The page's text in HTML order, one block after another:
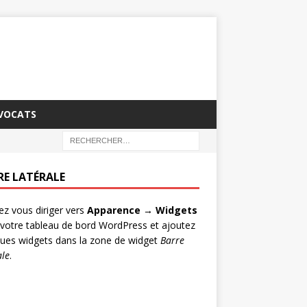
LATÉRALE
vous diriger vers Apparence → Widgets
tableau de bord WordPress et ajoutez
widgets dans la zone de widget Barre
.